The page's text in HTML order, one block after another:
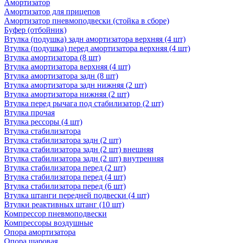
Амортизатор
Амортизатор для прицепов
Амортизатор пневмоподвески (стойка в сборе)
Буфер (отбойник)
Втулка (подушка) задн амортизатора верхняя (4 шт)
Втулка (подушка) перед амортизатора верхняя (4 шт)
Втулка амортизатора (8 шт)
Втулка амортизатора верхняя (4 шт)
Втулка амортизатора задн (8 шт)
Втулка амортизатора задн нижняя (2 шт)
Втулка амортизатора нижняя (2 шт)
Втулка перед рычага под стабилизатор (2 шт)
Втулка прочая
Втулка рессоры (4 шт)
Втулка стабилизатора
Втулка стабилизатора задн (2 шт)
Втулка стабилизатора задн (2 шт) внешняя
Втулка стабилизатора задн (2 шт) внутренняя
Втулка стабилизатора перед (2 шт)
Втулка стабилизатора перед (4 шт)
Втулка стабилизатора перед (6 шт)
Втулка штанги передней подвески (4 шт)
Втулки реактивных штанг (10 шт)
Компрессор пневмоподвески
Компрессоры воздушные
Опора амортизатора
Опора шаровая